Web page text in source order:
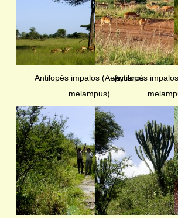
Antilopės impalos (Aepyceros
melampus)
Antilopės